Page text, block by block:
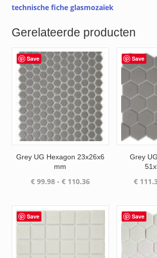
technische fiche glasmozaïek
Gerelateerde producten
Save
Grey UG Hexagon 23x26x6
mm
€99.98 - €110.36Prijsklasse:
€ 110.36
Save
Grey
€
Save Save